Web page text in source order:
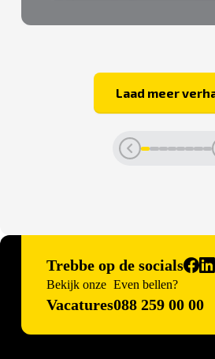
Laad meer
Trebbe op de socials
Bekijk onze
Vacatures
Even bellen?
088 259 00 00